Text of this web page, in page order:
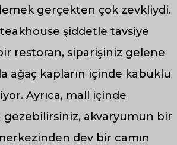
gerçekten çok zevkliydi.
şiddetle tavsiye
restoran, siparişiniz gelene
ağaç kapların içinde kabuklu
Ayrıca, mall içinde
gezebilirsiniz, akvaryumun bir
merkezinden dev bir camın